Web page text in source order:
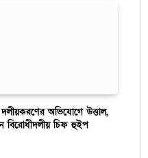
দলীয়করণের অভিযোগে উত্তাল,
বিরোধীদলীয় চিফ হুইপ